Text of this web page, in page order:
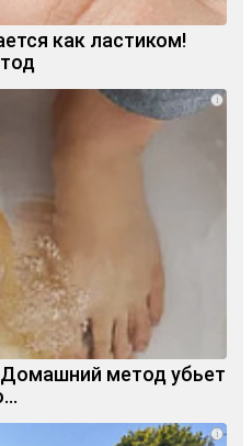
как ластиком!
i
метод убьет
i